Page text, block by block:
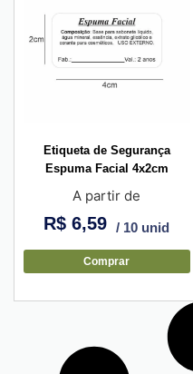
Etiqueta de Segurança
Espuma Facial 4x2cm
A partir de
R$ 6,59 / 10 unid
Comprar